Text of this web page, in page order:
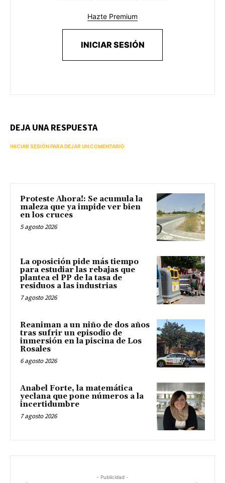
Hazte Premium
INICIAR SESIÓN
DEJA UNA RESPUESTA
INICIAR SESIÓN PARA DEJAR UN COMENTARIO
Proteste Ahora!: Se acumula la
maleza que ya impide ver bien
en los cruces
5 agosto 2026
La oposición pide más tiempo
para estudiar las rebajas que
plantea el PP de la tasa de
residuos a las industrias
7 agosto 2026
Reaniman a un niño de dos años
tras sufrir un episodio de
inmersión en la piscina de Los
Rosales
6 agosto 2026
Anabel Forte, la matemática
yeclana que pone números a la
incertidumbre
7 agosto 2026
- Publicidad -